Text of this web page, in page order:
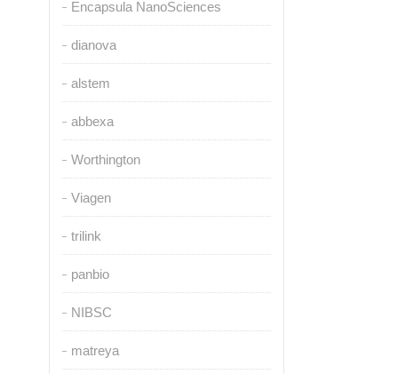
Encapsula NanoSciences
dianova
alstem
abbexa
Worthington
Viagen
trilink
panbio
NIBSC
matreya